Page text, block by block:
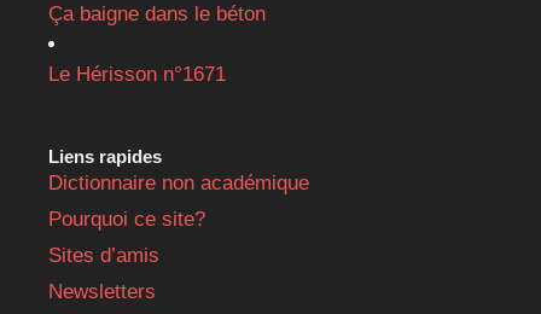
Ça baigne dans le béton
Le Hérisson n°1671
Liens rapides
Dictionnaire non académique
Pourquoi ce site?
Sites d’amis
Newsletters